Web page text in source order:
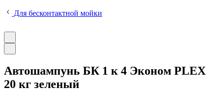
Для бесконтактной мойки
Автошампунь БК 1 к 4 Эконом PLEX
20 кг зеленый